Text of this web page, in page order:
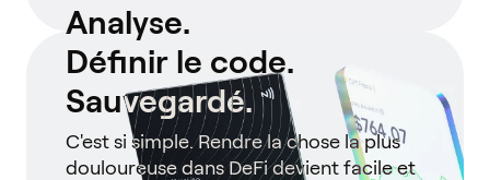
Analyse.
Définir le code.
Sauvegardé.
C'est si simple. Rendre la chose la plus
douloureuse dans DeFi devient facile et